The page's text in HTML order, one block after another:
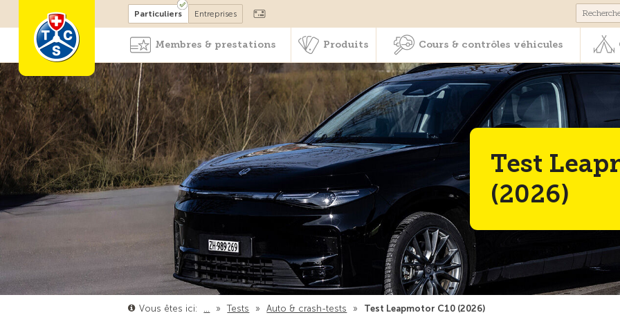
Devenir membre Cours & contrôles
Particuliers Entreprises
Membres & prestations Produits Cours & contrôles véhicules
Test
(2026)
Vous êtes ici: … » Tests » Auto & crash-tests » Test Leapmotor C10 (2026)